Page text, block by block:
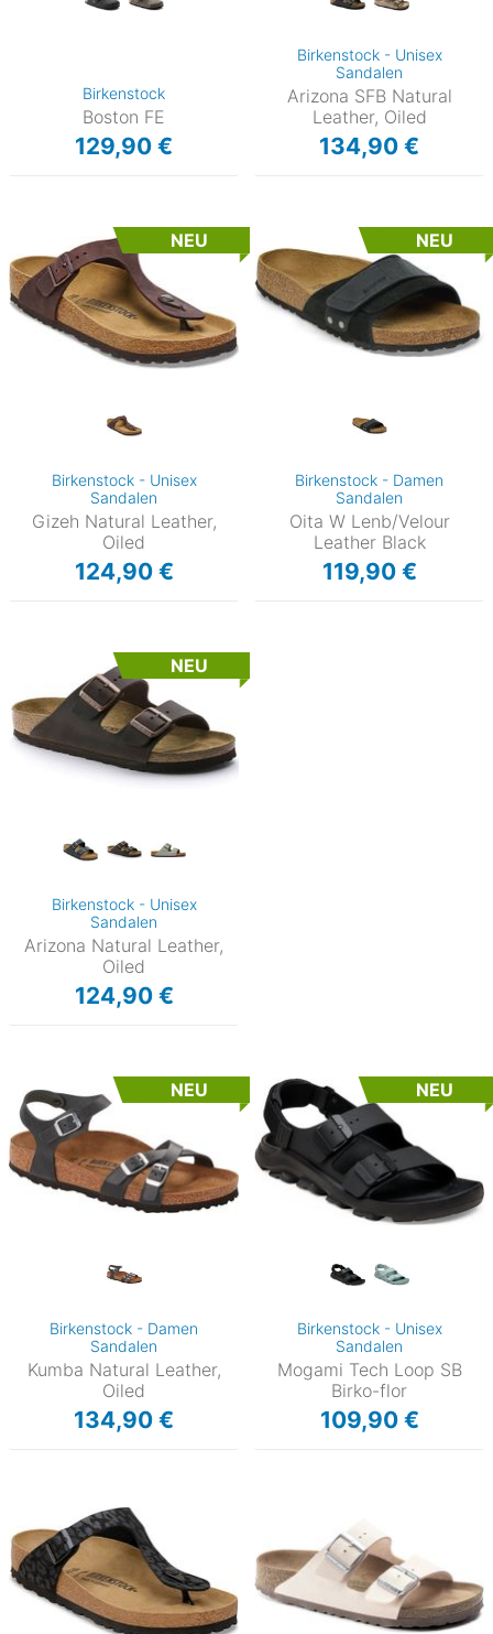
Birkenstock
Boston FE
129,90 €
Birkenstock - Unisex
Sandalen
Arizona SFB Natural
Leather, Oiled
134,90 €
NEU
Birkenstock - Unisex
Sandalen
Gizeh Natural Leather,
Oiled
124,90 €
NEU
Birkenstock - Damen
Sandalen
Oita W Lenb/Velour
Leather Black
119,90 €
NEU
Birkenstock - Unisex
Sandalen
Arizona Natural Leather,
Oiled
124,90 €
NEU
Birkenstock - Damen
Sandalen
Kumba Natural Leather,
Oiled
134,90 €
NEU
Birkenstock - Unisex
Sandalen
Mogami Tech Loop SB
Birko-flor
109,90 €